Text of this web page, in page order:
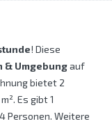
! Diese
& Umgebungauf
bietet 2
Es gibt 1
Personen. Weitere